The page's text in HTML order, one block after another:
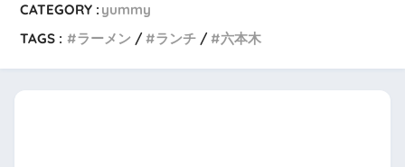
CATEGORY : yummy
TAGS :
ラーメン ランチ 六本木